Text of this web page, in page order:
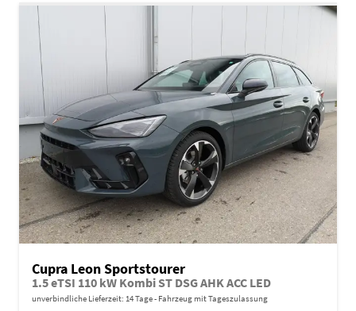
Cupra Leon Sportstourer
1.5 eTSI 110 kW Kombi ST DSG AHK ACC LED
unverbindliche Lieferzeit: 14 Tage Fahrzeug mit Tageszulassung